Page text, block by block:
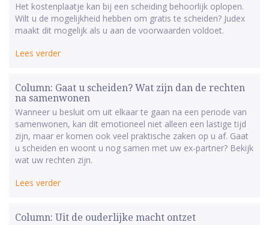
Het kostenplaatje kan bij een scheiding behoorlijk oplopen.
Wilt u de mogelijkheid hebben om gratis te scheiden? Judex
maakt dit mogelijk als u aan de voorwaarden voldoet.
Lees verder
Column: Gaat u scheiden? Wat zijn dan de rechten
na samenwonen
Wanneer u besluit om uit elkaar te gaan na een periode van
samenwonen, kan dit emotioneel niet alleen een lastige tijd
zijn, maar er komen ook veel praktische zaken op u af. Gaat
u scheiden en woont u nog samen met uw ex-partner? Bekijk
wat uw rechten zijn.
Lees verder
Column: Uit de ouderlijke macht ontzet